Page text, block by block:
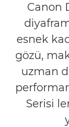
İlgili ürünler
Canon
esnek
gözü,
uzman
Serisi